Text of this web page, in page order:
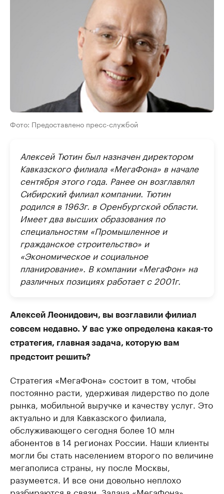
Фото: Предоставлено пресс-службой
Алексей Тютин был назначен директором
Кавказского филиала «МегаФона» в начале
сентября этого года. Ранее он возглавлял
Сибирский филиал компании. Тютин
родился в 1963г. в Оренбургской области.
Имеет два высших образования по
специальностям «Промышленное и
гражданское строительство» и
«Экономическое и социальное
планирование». В компании «МегаФон» на
различных позициях работает с 2001г.
Алексей Леонидович, вы возглавили филиал
совсем недавно. У вас уже определена какая-то
стратегия, главная задача, которую вам
предстоит решить?
Стратегия «МегаФона» состоит в том, чтобы
постоянно расти, удерживая лидерство по доле
рынка, мобильной выручке и качеству услуг. Это
актуально и для Кавказского филиала,
обслуживающего сегодня более 10 млн
абонентов в 14 регионах России. Наши клиенты
могли бы стать населением второго по величине
мегаполиса страны, ну после Москвы,
разумеется. И все они довольно неплохо